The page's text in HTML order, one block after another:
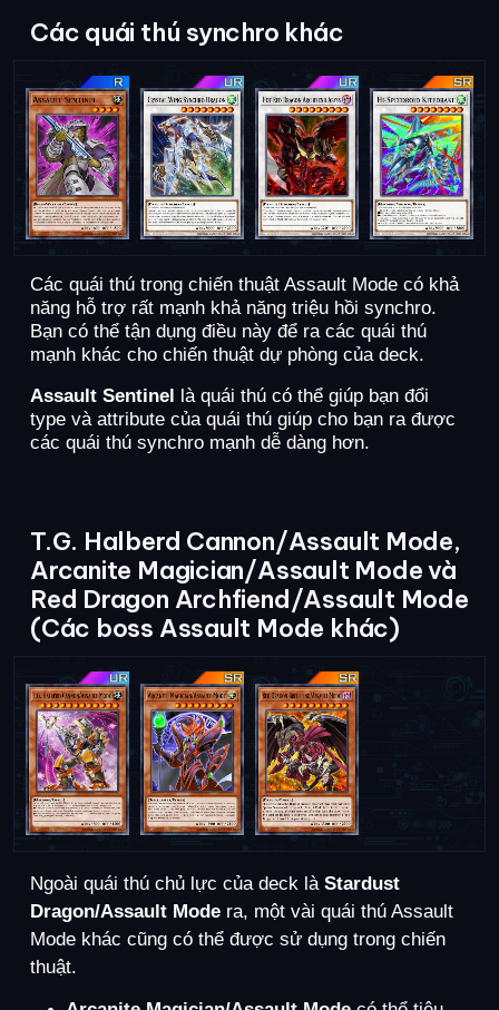
Các quái thú synchro khác
Các quái thú trong chiến thuật Assault Mode có khả
năng hỗ trợ rất mạnh khả năng triệu hồi synchro.
Bạn có thể tận dụng điều này để ra các quái thú
mạnh khác cho chiến thuật dự phòng của deck.
Assault Sentinel là quái thú có thể giúp bạn đổi
type và attribute của quái thú giúp cho bạn ra được
các quái thú synchro mạnh dễ dàng hơn.
T.G. Halberd Cannon/Assault Mode,
Arcanite Magician/Assault Mode và
Red Dragon Archfiend/Assault Mode
(Các boss Assault Mode khác)
Ngoài quái thú chủ lực của deck là Stardust
Dragon/Assault Mode ra, một vài quái thú Assault
Mode khác cũng có thể được sử dụng trong chiến
thuật.